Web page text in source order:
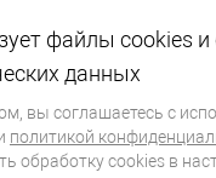
файлы cookies и
данных
вы соглашаетесь с
политикой
обработку сookies в